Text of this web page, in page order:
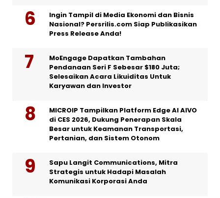
Ingin Tampil di Media Ekonomi dan Bisnis
Nasional? Persrilis.com Siap Publikasikan
Press Release Anda!
MoEngage Dapatkan Tambahan
Pendanaan Seri F Sebesar $180 Juta;
Selesaikan Acara Likuiditas Untuk
Karyawan dan Investor
MICROIP Tampilkan Platform Edge AI AIVO
di CES 2026, Dukung Penerapan Skala
Besar untuk Keamanan Transportasi,
Pertanian, dan Sistem Otonom
Sapu Langit Communications, Mitra
Strategis untuk Hadapi Masalah
Komunikasi Korporasi Anda